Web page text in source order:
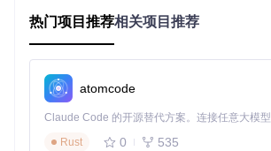
adb shell cat
若输出中包含"rate 44100"和"channels 2"
立体声输出。对于仅支持单声道的低端设备
ator设置中降低音频质量以保证兼容性。
解析音频架构原理
热门项目推荐相关项目推荐
atomcode
Rust
0 535